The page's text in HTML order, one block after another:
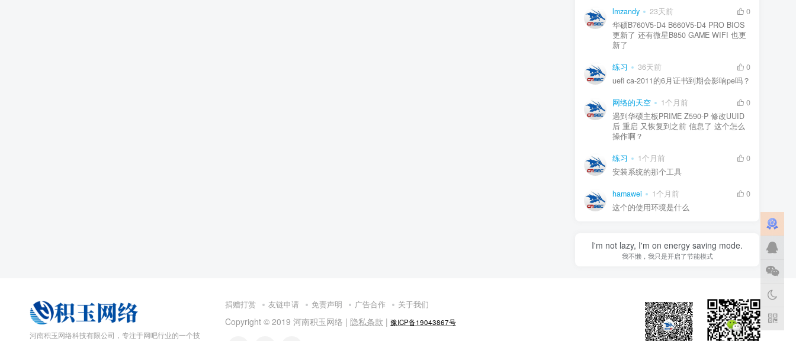
lmzandy 23天前
0
华硕B760V5-D4 B660V5-D4 PRO BIOS
更新了 还有微星B850 GAME WIFI 也更
新了
练习 36天前
0
uefi ca-2011的6月证书到期会影响pe吗？
网络的天空 1个月前
0
遇到华硕主板PRIME Z590-P 修改UUID
后 重启 又恢复到之前 信息了 这个怎么
操作啊？
练习 1个月前
0
安装系统的那个工具
hamawei 1个月前
0
这个的使用环境是什么
I'm not lazy, I'm on energy saving mode.
我不懒，我只是开启了节能模式
河南积玉网络科技有限公司，专注于网吧行业的一个技
捐赠打赏 友链申请 免责声明 广告合作 关于我们
Copyright © 2019 河南积玉网络 | 隐私条款 | 豫ICP备19043867号